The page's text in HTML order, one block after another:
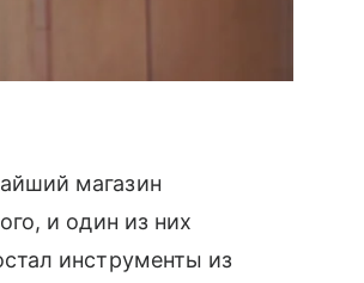
магазин
и один из них
инструменты из